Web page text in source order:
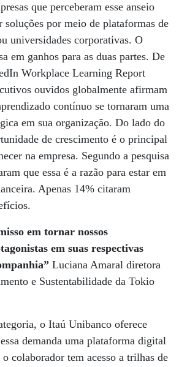
que perceberam esse anseio
soluções por meio de plataformas de
universidades corporativas. O
em ganhos para as duas partes. De
Workplace Learning Report
ouvidos globalmente afirmam
contínuo se tornaram uma
em sua organização. Do lado do
de crescimento é o principal
na empresa. Segundo a pesquisa
que essa é a razão para estar em
Apenas 14% citaram
em tornar nossos
em suas respectivas
Luciana Amaral diretora
e Sustentabilidade da Tokio
o Itaú Unibanco oferece
demanda uma plataforma digital
colaborador tem acesso a trilhas de